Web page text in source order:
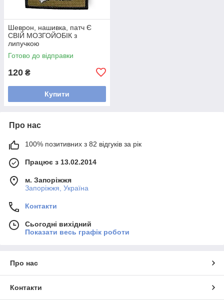
Шеврон, нашивка, патч Є
СВІЙ МОЗГОЙОБІК з
липучкою
Готово до відправки
120 ₴
Купити
Про нас
100% позитивних з 82 відгуків за рік
Працює з 13.02.2014
м. Запоріжжя
Запоріжжя, Україна
Контакти
Сьогодні вихідний
Показати весь графік роботи
Про нас
Контакти